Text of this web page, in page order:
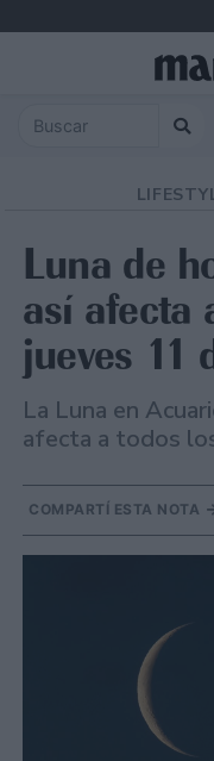
Luna de
así afecta
jueves 11
La Luna en
afecta a todos
COMPARTÍ ESTA NOTA